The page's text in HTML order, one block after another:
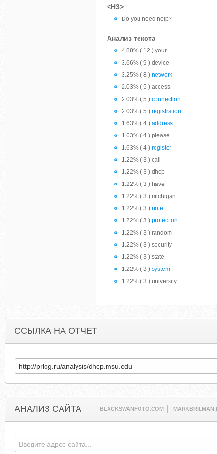
<H3>
Do you need help?
Анализ текста
4.88% ( 12 ) your
3.66% ( 9 ) device
3.25% ( 8 ) network
2.03% ( 5 ) access
2.03% ( 5 ) connection
2.03% ( 5 ) registration
1.63% ( 4 ) address
1.63% ( 4 ) please
1.63% ( 4 ) register
1.22% ( 3 ) call
1.22% ( 3 ) dhcp
1.22% ( 3 ) have
1.22% ( 3 ) michigan
1.22% ( 3 ) note
1.22% ( 3 ) protection
1.22% ( 3 ) random
1.22% ( 3 ) security
1.22% ( 3 ) state
1.22% ( 3 ) system
1.22% ( 3 ) university
ССЫЛКА НА ОТЧЕТ
АНАЛИЗ САЙТА BLACKSWANFOTO.COM